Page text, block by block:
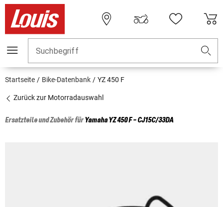
Suchbegriff
Startseite Bike-Datenbank YZ 450 F
Zurück zur Motorradauswahl
Ersatzteile und Zubehör fürYamahaYZ 450 F - CJ15C/33DA